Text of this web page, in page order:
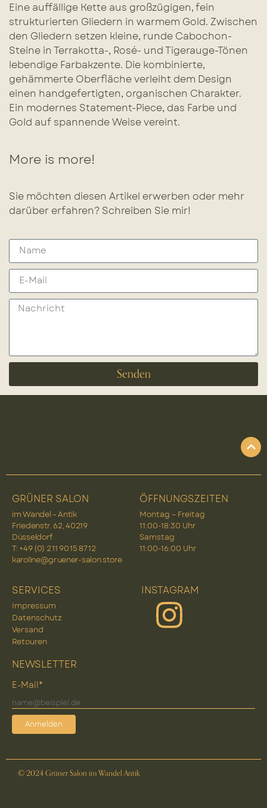
Eine auffällige Kette aus großzügigen, fein
strukturierten Gliedern in warmem Gold. Zwischen
den Gliedern setzen kleine, runde Cabochon-
Steine in Terrakotta-, Rosé- und Tigerauge-Tönen
lebendige Farbakzente. Die kombinierte,
gehämmerte Oberfläche verleiht dem Design
einen handgefertigten, organischen Charakter.
Ein modernes Statement-Piece, das Farbe und
Gold auf spannende Weise vereint.
More is more!
Sie möchten diesen Artikel erwerben oder mehr
darüber erfahren? Schreiben Sie mir!
Senden
GRÜNER SALON
im Wandel – Antik
Friedenstr. 62, 40219
Düsseldorf
T: +49 (0) 2 11 90 15 87 12
karoline@gruener-salon.store
ÖFFNUNGSZEITEN
Montag – Freitag
11:00-18:30 Uhr
Samstag
11:00-16:00 Uhr
SERVICES
Impressum
Datenschutz
Versand
Retouren
INSTAGRAM
NEWSLETTER
E-Mail*
Anmelden
© 2024 Grüner Salon im Wandel Antik